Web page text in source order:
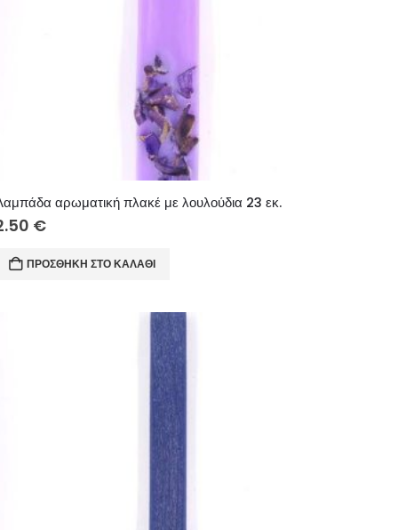
αρωματική πλακέ με λουλούδια 23 εκ.
€
ΠΡΟΣΘΉΚΗ ΣΤΟ ΚΑΛΆΘΙ